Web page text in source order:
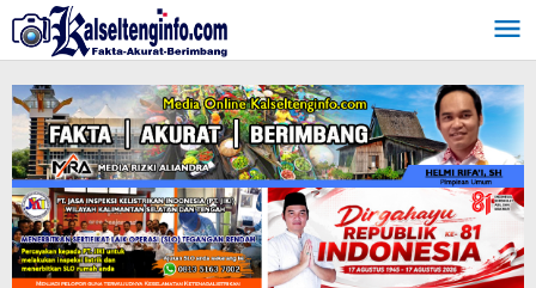
Lewati
ke
konten